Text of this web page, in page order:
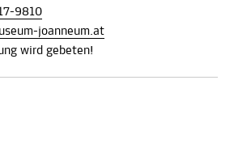
9810
joanneum.at
wird gebeten!